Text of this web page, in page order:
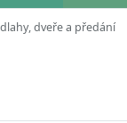
dveře a předání